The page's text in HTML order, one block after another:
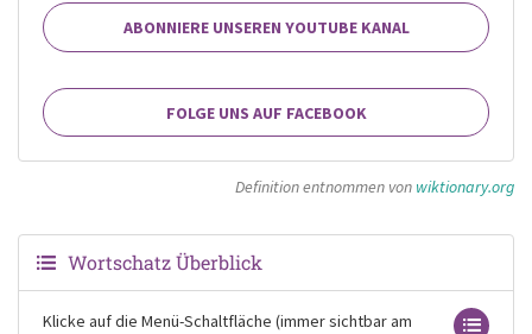
ABONNIERE UNSEREN YOUTUBE KANAL
FOLGE UNS AUF FACEBOOK
Definition entnommen von wiktionary.org
Wortschatz Überblick
Klicke auf die Menü-Schaltfläche (immer sichtbar am